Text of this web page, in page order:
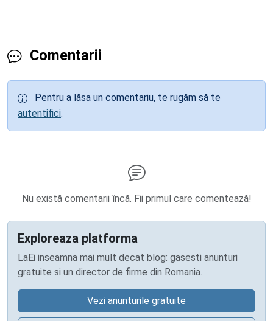
Comentarii
Pentru a lăsa un comentariu, te rugăm să te
autentifici.
Nu există comentarii încă. Fii primul care comentează!
Exploreaza platforma
LaEi inseamna mai mult decat blog: gasesti anunturi
gratuite si un director de firme din Romania.
Vezi anunturile gratuite